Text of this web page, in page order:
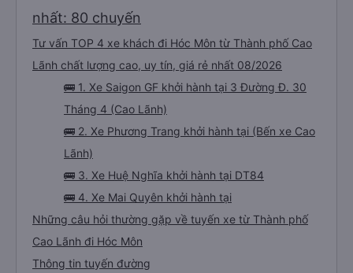
nhất: 80 chuyến
Tư vấn TOP 4 xe khách đi Hóc Môn từ Thành phố Cao
Lãnh chất lượng cao, uy tín, giá rẻ nhất 08/2026
🚌 1. Xe Saigon GF khởi hành tại 3 Đường Đ. 30
Tháng 4 (Cao Lãnh)
🚌 2. Xe Phương Trang khởi hành tại (Bến xe Cao
Lãnh)
🚌 3. Xe Huệ Nghĩa khởi hành tại DT84
🚌 4. Xe Mai Quyên khởi hành tại
Những câu hỏi thường gặp về tuyến xe từ Thành phố
Cao Lãnh đi Hóc Môn
Thông tin tuyến đường